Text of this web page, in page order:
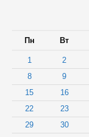
Пн Вт
1 2
8
9
15
16
22
23
29
30